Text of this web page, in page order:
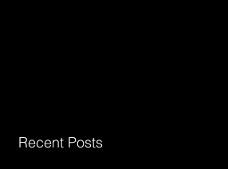
Recent Posts